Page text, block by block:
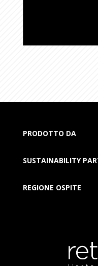
PRODOTTO DA
SUSTAINABILITY
REGIONE OSPITE